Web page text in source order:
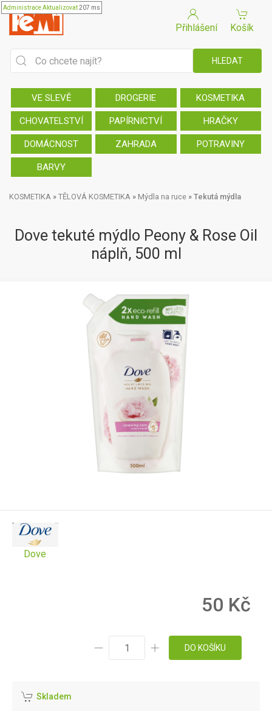
AdministraceAktualizovat207 ms
Přihlášení Košík
VE SLEVĚ DROGERIE KOSMETIKA
CHOVATELSTVÍ PAPÍRNICTVÍ HRAČKY
DOMÁCNOST ZAHRADA POTRAVINY
BARVY
KOSMETIKA » TĚLOVÁ KOSMETIKA » Mýdla na ruce » Tekutá mýdla
Dove tekuté mýdlo Peony & Rose Oil
náplň, 500 ml
Dove
50 Kč
DO KOŠÍKU
Skladem